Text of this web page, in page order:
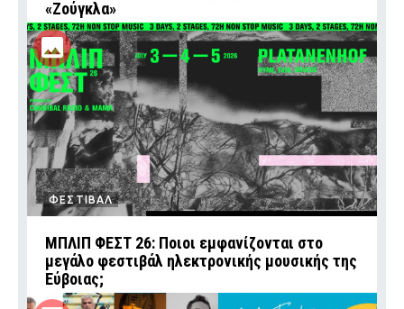
«Ζούγκλα»
ΦΕΣΤΙΒΑΛ
ΜΠΛΙΠ ΦΕΣΤ 26: Ποιοι εμφανίζονται στο
μεγάλο φεστιβάλ ηλεκτρονικής μουσικής της
Εύβοιας;